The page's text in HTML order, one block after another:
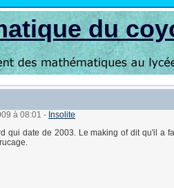
du
à 08:01 - Insolite
qui date de 2003. Le making of dit qu'il a